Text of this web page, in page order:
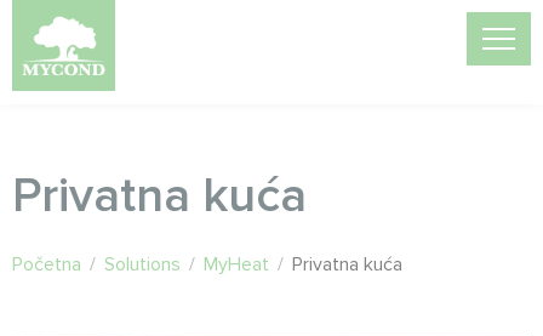
Privatna kuća
Početna / Solutions / MyHeat / Privatna kuća